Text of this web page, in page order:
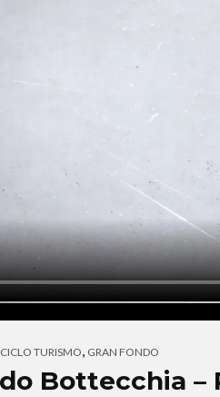
CICLO TURISMO, GRAN FONDO
Bottecchia –